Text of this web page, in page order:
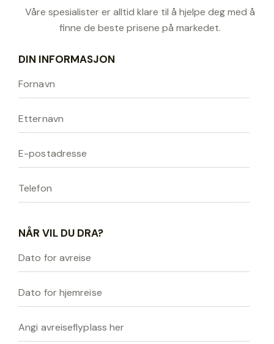
Våre spesialister er alltid klare til å hjelpe deg med å
finne de beste prisene på markedet.
DIN INFORMASJON
NÅR VIL DU DRA?